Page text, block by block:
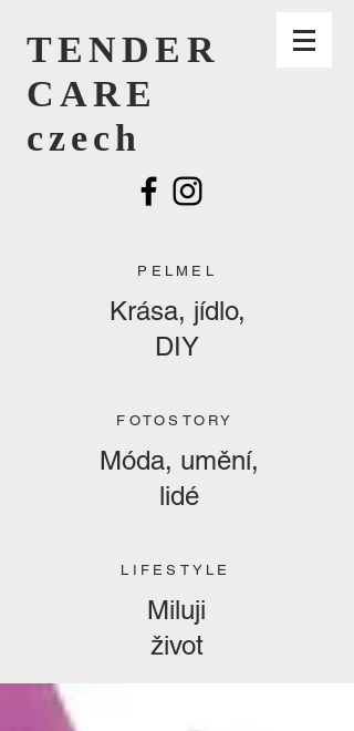
TENDER
CARE
czech
PELMEL
Krása, jídlo,
DIY
LIFESTYLE
Miluji
život
FOTOSTORY
Móda, umění,
lidé